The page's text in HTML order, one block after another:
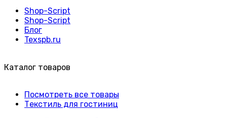
Shop-Script
Shop-Script
Блог
Texspb.ru
Каталог товаров
Посмотреть все товары
Текстиль для гостиниц